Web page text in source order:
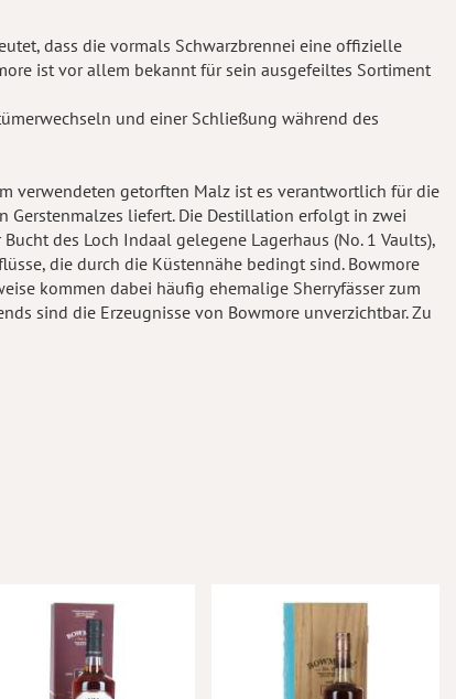
dass die vormals Schwarzbrennei eine offizielle
ist vor allem bekannt für sein ausgefeiltes Sortiment
und einer Schließung während des
verwendeten getorften Malz ist es verantwortlich für die
Gerstenmalzes liefert. Die Destillation erfolgt in zwei
des Loch Indaal gelegene Lagerhaus (No. 1 Vaults),
die durch die Küstennähe bedingt sind. Bowmore
kommen dabei häufig ehemalige Sherryfässer zum
sind die Erzeugnisse von Bowmore unverzichtbar. Zu